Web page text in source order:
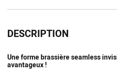
DESCRIPTION
Une forme brassière seamless
avantageux !